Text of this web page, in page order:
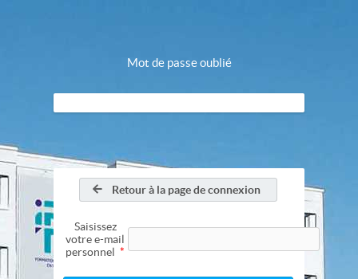
Mot de passe oublié
Retour à la page de connexion
Saisissez
votre e-mail
personnel *